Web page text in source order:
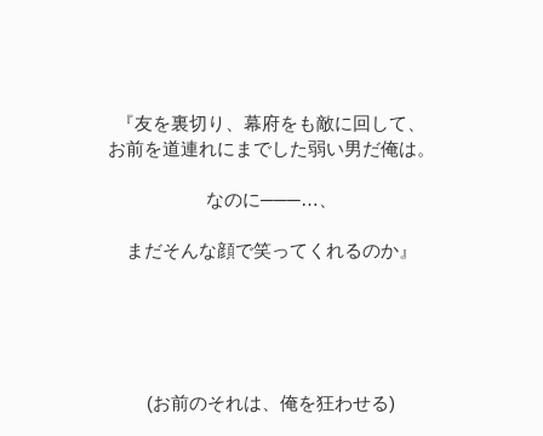
『友を裏切り、幕府をも敵に回して、
お前を道連れにまでした弱い男だ俺は。
なのに───…、
まだそんな顔で笑ってくれるのか』
(お前のそれは、俺を狂わせる)